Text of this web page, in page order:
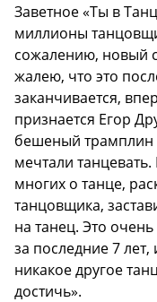
Заветное «Ты в
миллионы
сожалению, новый
жалею, что это
заканчивается,
признается Егор
бешеный трамплин
мечтали
многих о танце,
танцовщика,
на танец. Это
за последние 7 лет,
никакое другое
достичь».